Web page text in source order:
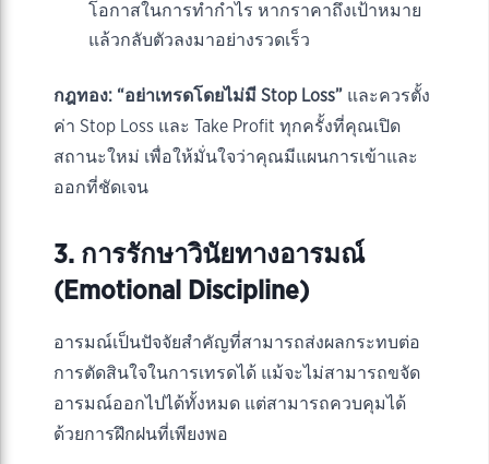
โอกาสในการทำกำไร หากราคาถึงเป้าหมาย
แล้วกลับตัวลงมาอย่างรวดเร็ว
กฎทอง: “อย่าเทรดโดยไม่มี Stop Loss” และควรตั้ง
ค่า Stop Loss และ Take Profit ทุกครั้งที่คุณเปิด
สถานะใหม่ เพื่อให้มั่นใจว่าคุณมีแผนการเข้าและ
ออกที่ชัดเจน
3. การรักษาวินัยทางอารมณ์
(Emotional Discipline)
อารมณ์เป็นปัจจัยสำคัญที่สามารถส่งผลกระทบต่อ
การตัดสินใจในการเทรดได้ แม้จะไม่สามารถขจัด
อารมณ์ออกไปได้ทั้งหมด แต่สามารถควบคุมได้
ด้วยการฝึกฝนที่เพียงพอ